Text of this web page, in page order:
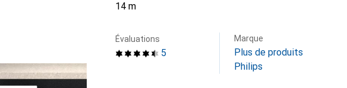
14 m
5
Évaluations Marque
Plus de produits
Philips